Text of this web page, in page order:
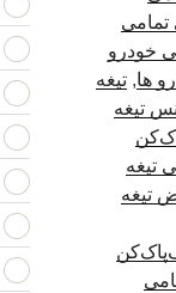
تمامی
خودرو
ها, تیغه
تیغه
تیغه
تیغه